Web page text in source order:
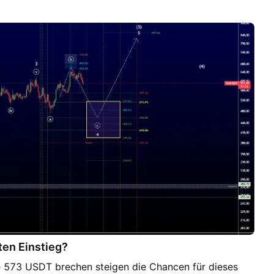
Einstieg?
573 USDT brechen steigen die Chancen für dieses